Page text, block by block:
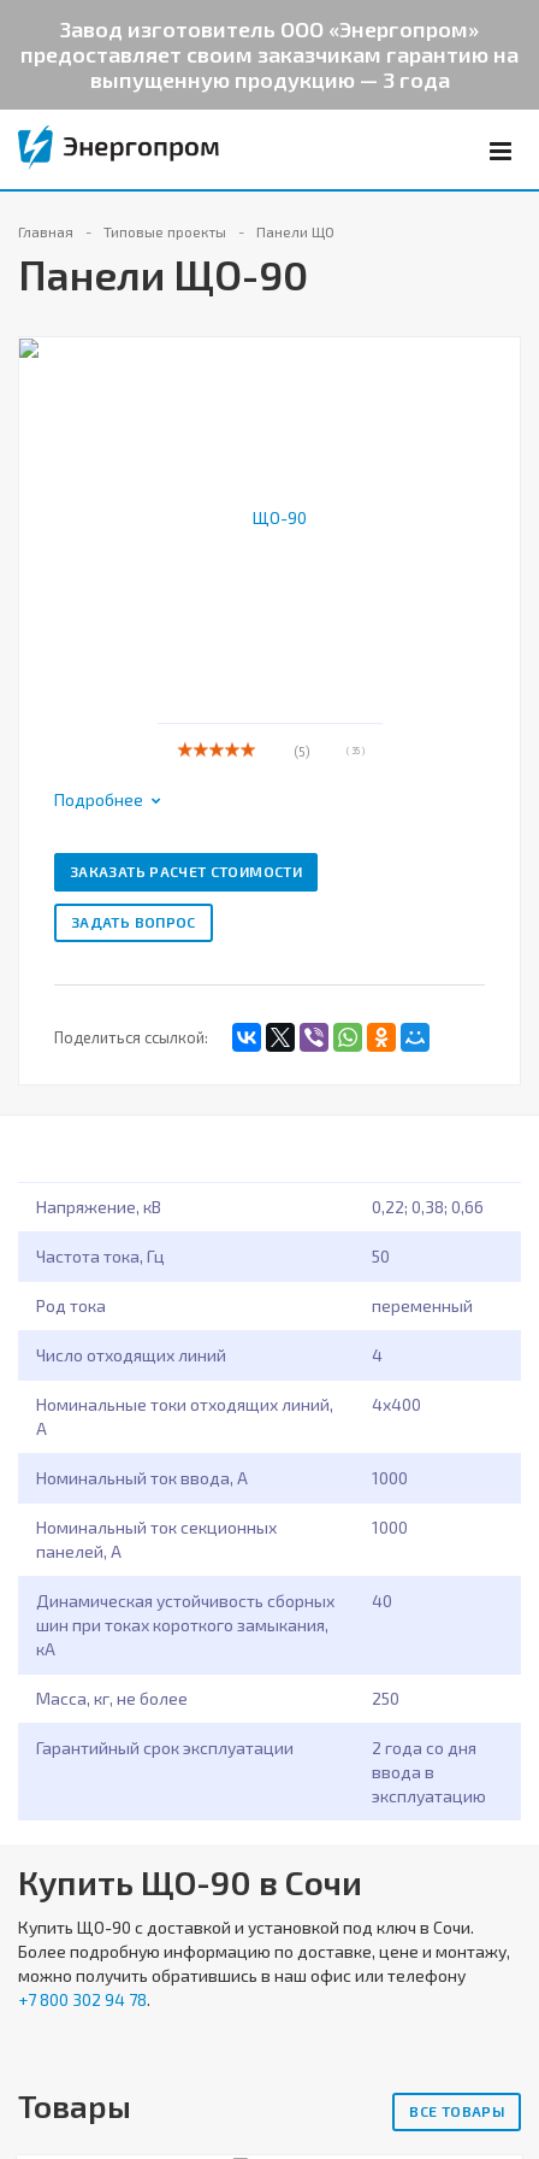
Завод изготовитель ООО «Энергопром»
предоставляет своим заказчикам гарантию на
выпущенную продукцию — 3 года
Главная Типовые проекты Панели ЩО
Панели ЩО-90
(5) ( 35 )
Подробнее
ЗАКАЗАТЬ РАСЧЕТ СТОИМОСТИ
ЗАДАТЬ ВОПРОС
Поделиться ссылкой:
Напряжение, кВ 0,22; 0,38; 0,66
Частота тока, Гц 50
Род тока переменный
Число отходящих линий 4
Номинальные токи отходящих линий,
А
4x400
Номинальный ток ввода, А 1000
Номинальный ток секционных
панелей, А
1000
Динамическая устойчивость сборных
шин при токах короткого замыкания,
кА
40
Масса, кг, не более 250
Гарантийный срок эксплуатации
2 года со дня
ввода в
эксплуатацию
Купить ЩО-90 в Сочи
Купить ЩО-90 с доставкой и установкой под ключ в Сочи.
Более подробную информацию по доставке, цене и монтажу,
можно получить обратившись в наш офис или телефону
+7 800 302 94 78.
Товары ВСЕ ТОВАРЫ